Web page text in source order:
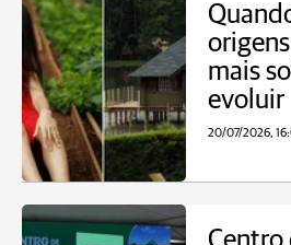
mais
evoluir
20/07/2026,